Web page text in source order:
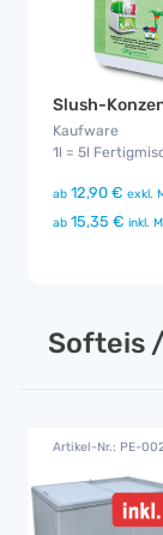
Kaufware
1l = 5l
ab 12,90 € exkl.
ab 15,35 € inkl.
Softeis
Artikel-Nr.: PE-